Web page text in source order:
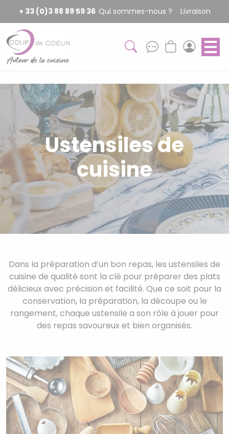
+ 33 (0)3 88 89 59 36 Qui sommes-nous ? Livraison
Ustensiles de
cuisine
Dans la préparation d’un bon repas, les ustensiles de
cuisine de qualité sont la clé pour préparer des plats
délicieux avec précision et facilité. Que ce soit pour la
conservation, la préparation, la découpe ou le
rangement, chaque ustensile a son rôle à jouer pour
des repas savoureux et bien organisés.
Panneau de gestion des cookies